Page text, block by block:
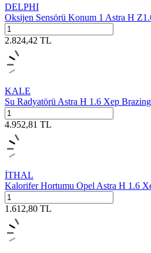
DELPHI
Oksijen Sensörü Konum 1 Astra H
2.824,42 TL
KALE
Su Radyatörü Astra H 1.6 Xep
4.952,81 TL
İTHAL
Kalorifer Hortumu Opel Astra H 1.6
1.612,80 TL